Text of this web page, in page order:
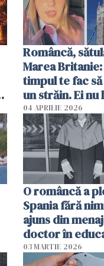
Româncă,
Marea
timpul te fac
un străin. Ei nu
ca noi. În
oamenii sunt
04 APRILIE 2026
O româncă a
Spania fără
ajuns din
doctor în
03 MARTIE 2026